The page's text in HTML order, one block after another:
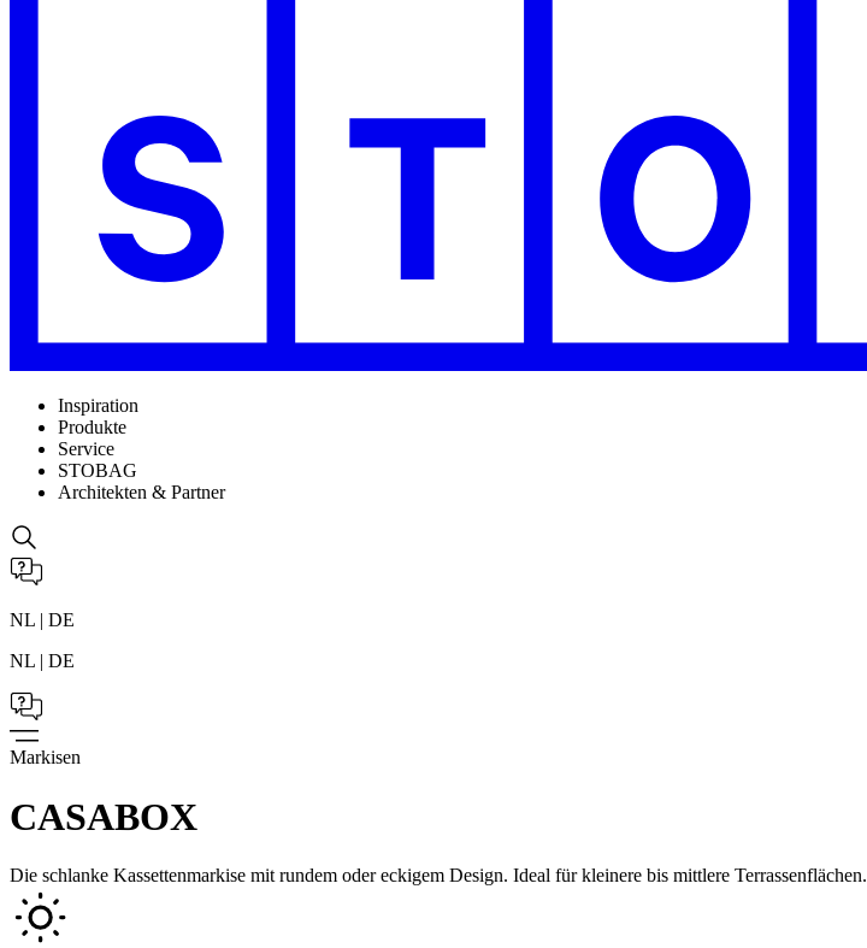
Inspiration
Produkte
Service
STOBAG
Architekten & Partner
NL | DE
NL | DE
Markisen
CASABOX
Die schlanke Kassettenmarkise mit rundem oder eckigem Design. Ideal für kleinere bis mittlere Terrassenflächen.